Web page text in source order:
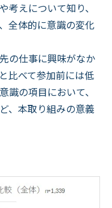
考えについて知り、
全体的に意識の変化
の仕事に興味がなか
比べて参加前には低
識の項目において、
、本取り組みの意義